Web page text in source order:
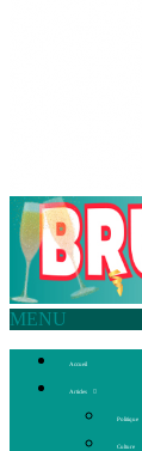
MENU
Accueil
Articles
Politique
Culture